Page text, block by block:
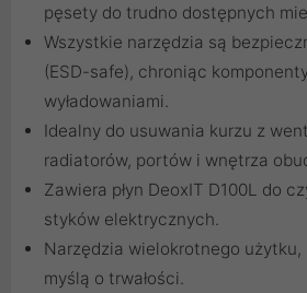
pęsety do trudno dostępnych
Wszystkie narzędzia są
(ESD-safe), chroniąc
wyładowaniami.
Idealny do usuwania kurzu z
radiatorów, portów i wnętrza
Zawiera płyn DeoxIT D100L do
styków elektrycznych.
Narzędzia wielokrotnego
myślą o trwałości.